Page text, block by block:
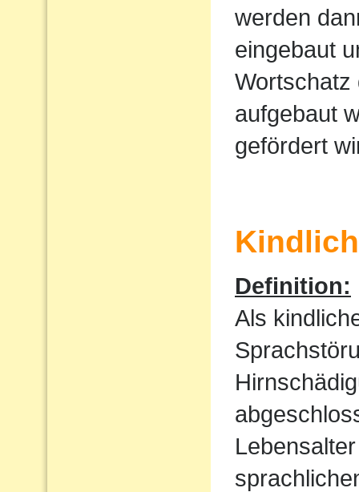
werden
eingebaut
Wortschatz
aufgebaut
gefördert
Definition:
Als